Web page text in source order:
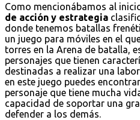
Como mencionábamos al
de acción y estrategia
donde tenemos batallas
un juego para móviles en el
torres en la Arena de batalla,
personajes que tienen
destinadas a realizar una
en este juego puedes
personaje que tiene mucha
capacidad de soportar una
defender a los demás.